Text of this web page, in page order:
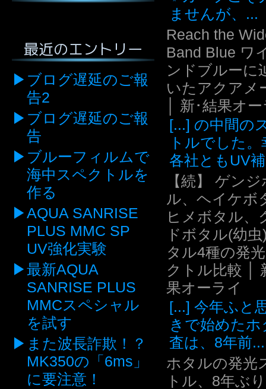
最近のエントリー
ブログ遅延のご報
告2
ブログ遅延のご報
告
ブルーフィルムで
海中スペクトルを
作る
AQUA SANRISE
PLUS MMC SP
UV強化実験
最新AQUA
SANRISE PLUS
MMCスペシャル
を試す
また波長詐欺！？
MK350の「6ms」
に要注意！
ませんが、...
Reach the
Band Blue ワ
ンドブルーに
いたアクアメ
│ 新･結果オ
[...] の中間の
トルでした
各社ともUV
【続】 ゲン
ル、ヘイケボ
ヒメボタル、
ドボタル(幼
タル4種の発
クトル比較 │
果オーライ
[...] 今年ふと
きで始めたホ
査は、8年前...
ホタルの発光
トル、8年ぶ